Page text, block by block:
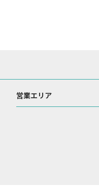
営業エリア